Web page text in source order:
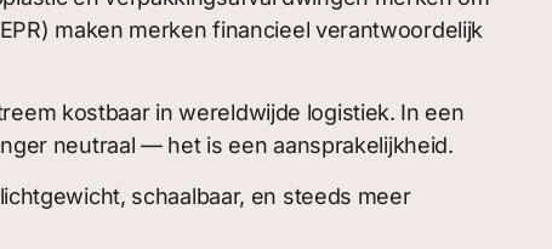
maken merken financieel verantwoordelijk
kostbaar in wereldwijde logistiek. In een
neutraal — het is een aansprakelijkheid.
schaalbaar, en steeds meer